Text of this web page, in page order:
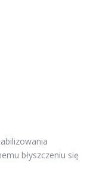
błyszczeniu się